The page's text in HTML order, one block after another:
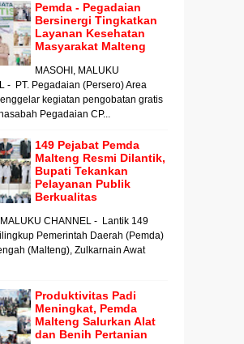
Pemda - Pegadaian
Bersinergi Tingkatkan
Layanan Kesehatan
Masyarakat Malteng
MASOHI, MALUKU
- PT. Pegadaian (Persero) Area
kegiatan pengobatan gratis
Pegadaian CP...
149 Pejabat Pemda
Malteng Resmi Dilantik,
Bupati Tekankan
Pelayanan Publik
Berkualitas
CHANNEL - Lantik 149
Pemerintah Daerah (Pemda)
(Malteng), Zulkarnain Awat
Produktivitas Padi
Meningkat, Pemda
Malteng Salurkan Alat
dan Benih Pertanian